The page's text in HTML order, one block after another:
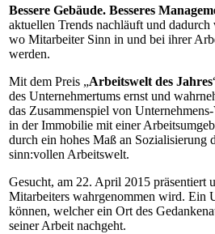
Bessere Gebäude. Besseres
aktuellen Trends nachläuft und
wo Mitarbeiter Sinn in und bei ihrer
werden.
Mit dem Preis „Arbeitswelt des Jahres
des Unternehmertums ernst und
das Zusammenspiel von
in der Immobilie mit einer
durch ein hohes Maß an
sinn:vollen Arbeitswelt.
Gesucht, am 22. April 2015 präsentiert
Mitarbeiters wahrgenommen wird. Ein
können, welcher ein Ort des
seiner Arbeit nachgeht.